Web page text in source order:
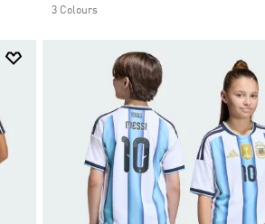
3 Colours